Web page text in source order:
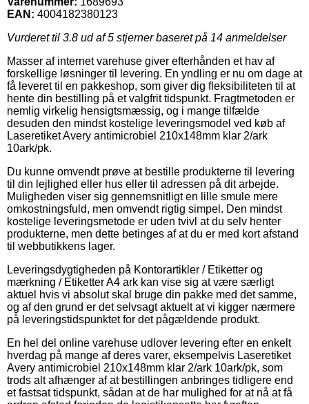
EAN: 4004182380123
Vurderet til 3.8 ud af 5 stjerner baseret på 14 anmeldelser
Masser af internet varehuse giver efterhånden et hav af
forskellige løsninger til levering. En yndling er nu om dage at
få leveret til en pakkeshop, som giver dig fleksibiliteten til at
hente din bestilling på et valgfrit tidspunkt. Fragtmetoden er
nemlig virkelig hensigtsmæssig, og i mange tilfælde
desuden den mindst kostelige leveringsmodel ved køb af
Laseretiket Avery antimicrobiel 210x148mm klar 2/ark
10ark/pk.
Du kunne omvendt prøve at bestille produkterne til levering
til din lejlighed eller hus eller til adressen på dit arbejde.
Muligheden viser sig gennemsnitligt en lille smule mere
omkostningsfuld, men omvendt rigtig simpel. Den mindst
kostelige leveringsmetode er uden tvivl at du selv henter
produkterne, men dette betinges af at du er med kort afstand
til webbutikkens lager.
Leveringsdygtigheden på Kontorartikler / Etiketter og
mærkning / Etiketter A4 ark kan vise sig at være særligt
aktuel hvis vi absolut skal bruge din pakke med det samme,
og af den grund er det selvsagt aktuelt at vi kigger nærmere
på leveringstidspunktet for det pågældende produkt.
En hel del online varehuse udlover levering efter en enkelt
hverdag på mange af deres varer, eksempelvis Laseretiket
Avery antimicrobiel 210x148mm klar 2/ark 10ark/pk, som
trods alt afhænger af at bestillingen anbringes tidligere end
et fastsat tidspunkt, sådan at de har mulighed for at nå at få